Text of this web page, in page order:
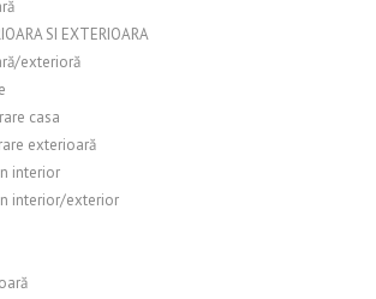
SI EXTERIOARA
exterioră
casa
exterioară
interior
interior/exterior